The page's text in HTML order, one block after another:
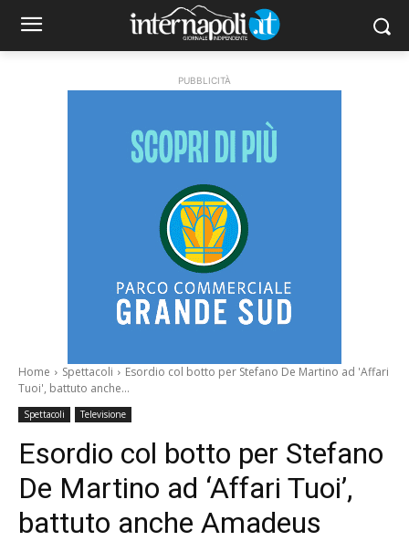
PUBBLICITÀ
Home Spettacoli
Esordio col botto per Stefano De Martino ad 'Affari
Tuoi', battuto anche...
Spettacoli Televisione
Esordio col botto per Stefano
De Martino ad ‘Affari Tuoi’,
battuto anche Amadeus